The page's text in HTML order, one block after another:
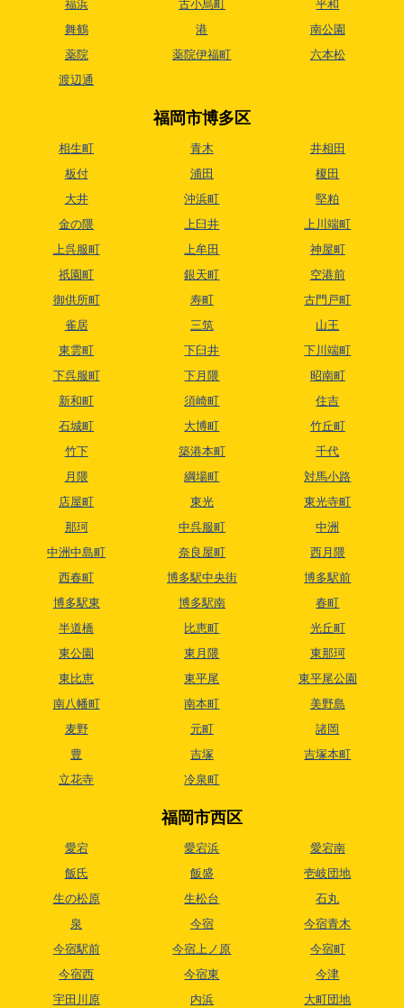
福浜 古小烏町
平和
舞鶴
港
南公園
薬院
薬院伊福町
六本松
渡辺通
福岡市博多区
相生町 青木
井相田
板付
浦田
榎田
大井
沖浜町
堅粕
金の隈
上臼井
上川端町
上呉服町
上牟田
神屋町
祇園町
銀天町
空港前
御供所町
寿町
古門戸町
雀居
三筑
山王
東雲町
下臼井
下川端町
下呉服町
下月隈
昭南町
新和町
須崎町
住吉
石城町
大博町
竹丘町
竹下
築港本町
千代
月隈
綱場町
対馬小路
店屋町
東光
東光寺町
那珂
中呉服町
中洲
中洲中島町
奈良屋町
西月隈
西春町
博多駅中央街
博多駅前
博多駅東
博多駅南
春町
半道橋
比恵町
光丘町
東公園
東月隈
東那珂
東比恵
東平尾
東平尾公園
南八幡町
南本町
美野島
麦野
元町
諸岡
豊
吉塚
吉塚本町
立花寺
冷泉町
福岡市西区
愛宕 愛宕浜
愛宕南
飯氏
飯盛
壱岐団地
生の松原
生松台
石丸
泉
今宿
今宿青木
今宿駅前
今宿上ノ原
今宿町
今宿西
今宿東
今津
宇田川原
内浜
大町団地